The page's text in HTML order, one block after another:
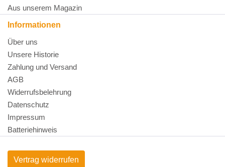
Aus unserem Magazin
Informationen
Über uns
Unsere Historie
Zahlung und Versand
AGB
Widerrufsbelehrung
Datenschutz
Impressum
Batteriehinweis
Vertrag widerrufen